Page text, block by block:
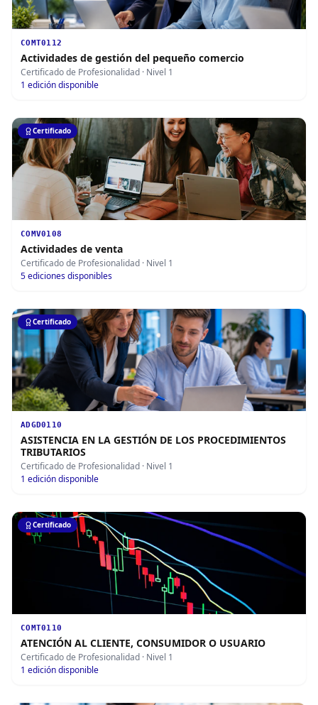
COMT0112
Actividades de gestión del pequeño comercio
Certificado de Profesionalidad · Nivel 1
1 edición disponible
Certificado
COMV0108
Actividades de venta
Certificado de Profesionalidad · Nivel 1
5ediciones disponibles
Certificado
ADGD0110
ASISTENCIA EN LA GESTIÓN DE LOS PROCEDIMIENTOS
TRIBUTARIOS
Certificado de Profesionalidad · Nivel 1
1 edición disponible
Certificado
COMT0110
ATENCIÓN AL CLIENTE, CONSUMIDOR O USUARIO
Certificado de Profesionalidad · Nivel 1
1 edición disponible